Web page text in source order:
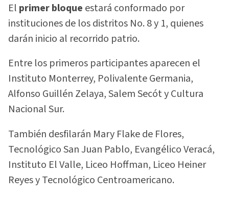
El primer bloque estará conformado por
instituciones de los distritos No. 8 y 1, quienes
darán inicio al recorrido patrio.
Entre los primeros participantes aparecen el
Instituto Monterrey, Polivalente Germania,
Alfonso Guillén Zelaya, Salem Secót y Cultura
Nacional Sur.
También desfilarán Mary Flake de Flores,
Tecnológico San Juan Pablo, Evangélico Veracá,
Instituto El Valle, Liceo Hoffman, Liceo Heiner
Reyes y Tecnológico Centroamericano.